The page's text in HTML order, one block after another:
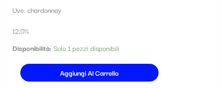
Uve: chardonnay
12,0%
Disponibilità: Solo 1 pezzi disponibili
Aggiungi Al Carrello
c